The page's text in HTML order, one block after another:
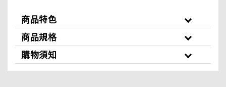
商品特色
商品規格
購物須知